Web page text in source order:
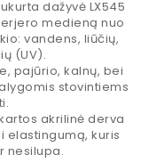
dažyvė LX545
medieną nuo
vandens, liūčių,
(UV).
pajūrio, kalnų, bei
stovintiems
akrilinė derva
elastingumą, kuris
nesilupa.